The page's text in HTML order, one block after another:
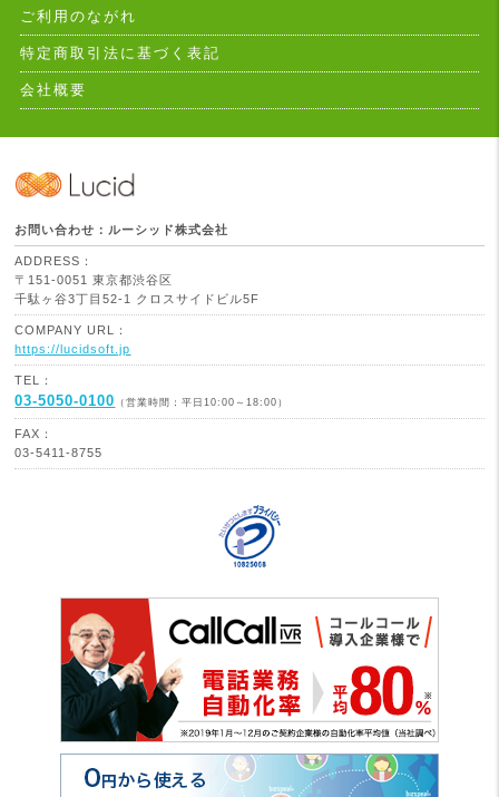
ご利用のながれ
特定商取引法に基づく表記
会社概要
お問い合わせ：ルーシッド株式会社
ADDRESS：
〒151-0051 東京都渋谷区
千駄ヶ谷3丁目52-1 クロスサイドビル5F
COMPANY URL：
https://lucidsoft.jp
TEL：
03-5050-0100 （営業時間：平日10:00～18:00）
FAX：
03-5411-8755